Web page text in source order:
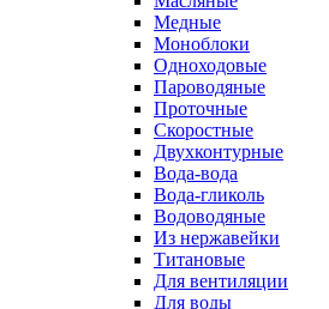
Медные
Моноблоки
Одноходовые
Пароводяные
Проточные
Скоростные
Двухконтурные
Вода-вода
Вода-гликоль
Водоводяные
Из нержавейки
Титановые
Для вентиляции
Для воды